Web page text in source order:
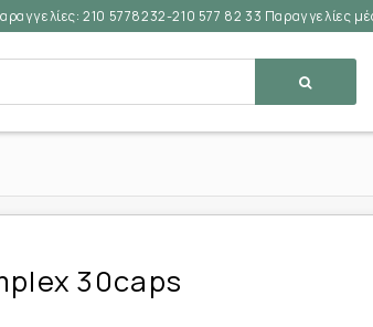
210 5778232-210 577 82 33 Παραγγελίες
30caps